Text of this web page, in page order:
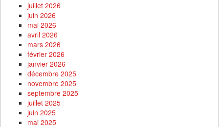
juillet 2026
juin 2026
mai 2026
avril 2026
mars 2026
février 2026
janvier 2026
décembre 2025
novembre 2025
septembre 2025
juillet 2025
juin 2025
mai 2025